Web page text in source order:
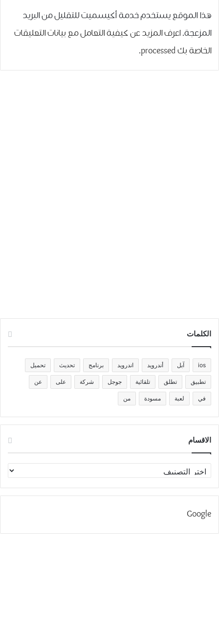
هذا الموقع يستخدم خدمة أكيسميت للتقليل من البريد
المزعجة.اعرف المزيد عن كيفية التعامل مع بيانات التعليقات
الخاصة بك processed
.
الكلمات
ios آبل أندرويد اندرويد برنامج تحديث تحميل
تطبيق تطلق تلقائية جوجل شركة على عن
في لعبة مسودة من
الاقسام
الاقسام
Google